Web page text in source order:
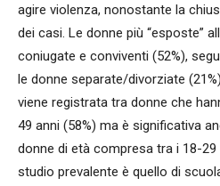
agire violenza, nonostante la
dei casi. Le donne più “esposte”
coniugate e conviventi (52%),
le donne separate/divorziate
viene registrata tra donne che
49 anni (58%) ma è significativa
donne di età compresa tra i 18-29
studio prevalente è quello di